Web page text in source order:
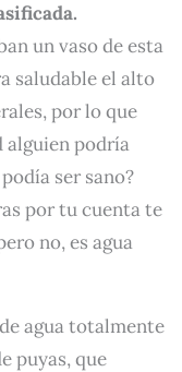
un vaso de esta
saludable el alto
por lo que
alguien podría
ser sano?
por tu cuenta te
no, es agua
agua totalmente
puyas, que